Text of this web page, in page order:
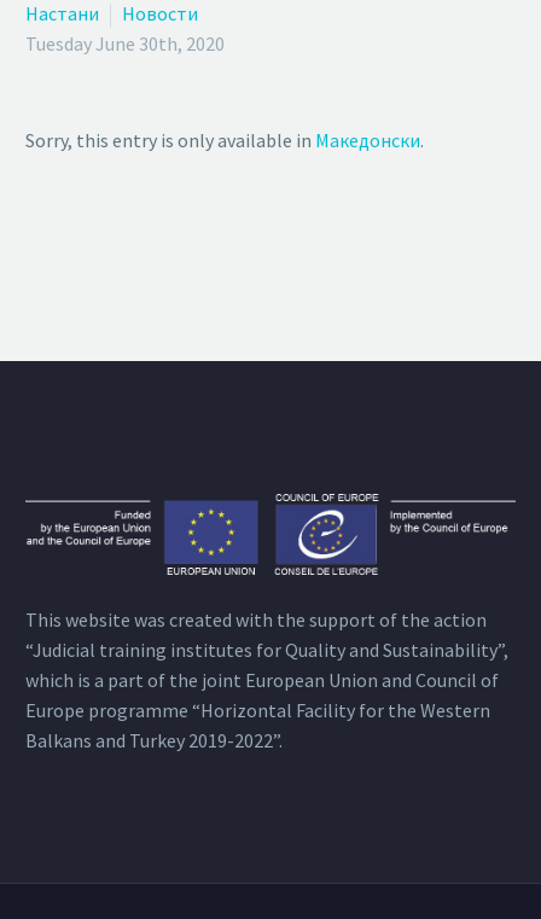
Настани
Новости
Tuesday June 30th, 2020
Sorry, this entry is only available in Македонски.
This website was created with the support of the action
“Judicial training institutes for Quality and Sustainability”,
which is a part of the joint European Union and Council of
Europe programme “Horizontal Facility for the Western
Balkans and Turkey 2019-2022”.